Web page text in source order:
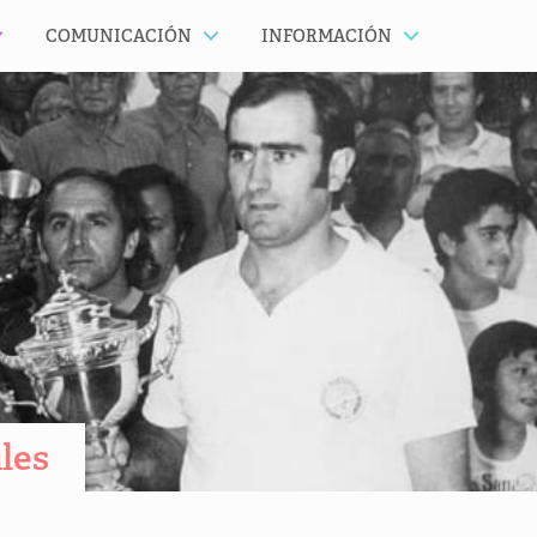
COMUNICACIÓN INFORMACIÓN